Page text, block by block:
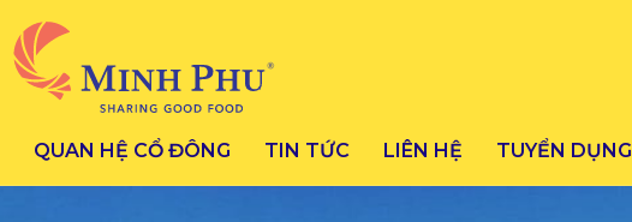
TUYỂN DỤNG
QUAN HỆ CỔ ĐÔNG TIN TỨC LIÊN HỆ